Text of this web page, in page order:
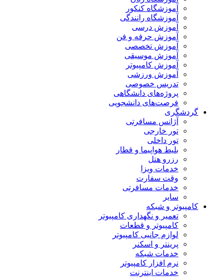
آموزشگاه کنکور
آموزشگاه رانندگی
آموزش درسی
آموزش حرفه و فن
آموزش تخصصی
آموزش موسیقی
آموزش کامپیوتر
آموزش ورزشی
تدریس خصوصی
پروژه‌های دانشگاهی
فرصت‌های دانشجویی
گردشگری
آژانس مسافرتی
تور خارجی
تور داخلی
بلیط هواپیما و قطار
رزرو هتل
خدمات ویزا
وقت سفارت
خدمات مسافرتی
سایر
کامپیوتر و شبکه
تعمیر و نگهداری کامپیوتر
کامپیوتر و قطعات
لوازم جانبی کامپیوتر
پرینتر و اسکنر
خدمات شبکه
نرم افزار کامپیوتر
خدمات اینترنت